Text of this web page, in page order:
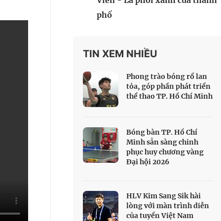
phố
TIN XEM NHIỀU
Phong trào bóng rổ lan
tỏa, góp phần phát triển
thể thao TP. Hồ Chí Minh
Bóng bàn TP. Hồ Chí
Minh sẵn sàng chinh
phục huy chương vàng
Đại hội 2026
HLV Kim Sang Sik hài
lòng với màn trình diễn
của tuyển Việt Nam